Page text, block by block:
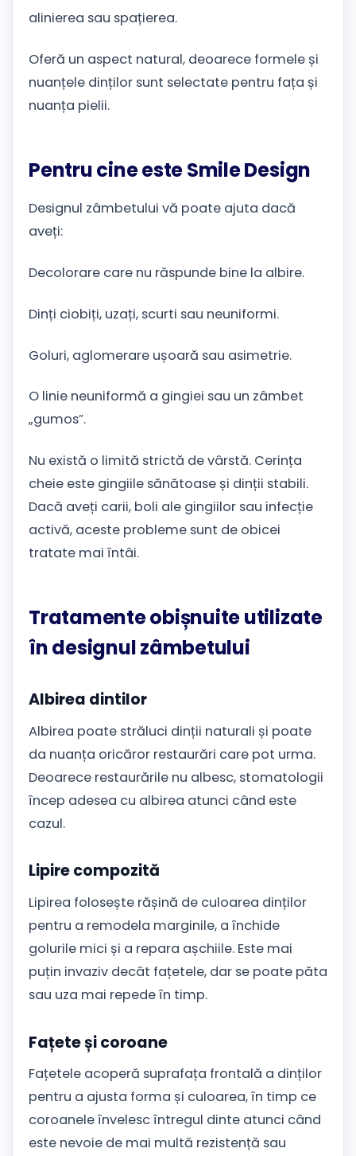
alinierea sau spațierea.
Oferă un aspect natural, deoarece formele și
nuanțele dinților sunt selectate pentru fața și
nuanța pielii.
Pentru cine este Smile Design
Designul zâmbetului vă poate ajuta dacă
aveți:
Decolorare care nu răspunde bine la albire.
Dinți ciobiți, uzați, scurti sau neuniformi.
Goluri, aglomerare ușoară sau asimetrie.
O linie neuniformă a gingiei sau un zâmbet
„gumos”.
Nu există o limită strictă de vârstă. Cerința
cheie este gingiile sănătoase și dinții stabili.
Dacă aveți carii, boli ale gingiilor sau infecție
activă, aceste probleme sunt de obicei
tratate mai întâi.
Tratamente obișnuite utilizate
în designul zâmbetului
Albirea dintilor
Albirea poate străluci dinții naturali și poate
da nuanța oricăror restaurări care pot urma.
Deoarece restaurările nu albesc, stomatologii
încep adesea cu albirea atunci când este
cazul.
Lipire compozită
Lipirea folosește rășină de culoarea dinților
pentru a remodela marginile, a închide
golurile mici și a repara așchiile. Este mai
puțin invaziv decât fațetele, dar se poate păta
sau uza mai repede în timp.
Fațete și coroane
Fațetele acoperă suprafața frontală a dinților
pentru a ajusta forma și culoarea, în timp ce
coroanele învelesc întregul dinte atunci când
este nevoie de mai multă rezistență sau